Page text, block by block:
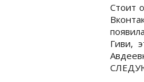
Стоит
Гиви,